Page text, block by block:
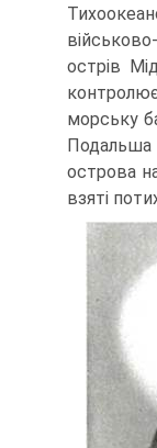
острів
морську
Подальша
острова
взяті